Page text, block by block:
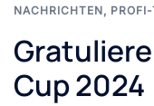
NACHRICHTEN,
Cup 2024